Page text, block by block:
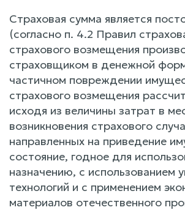
Страховая сумма является
(согласно п. 4.2 Правил
страхового возмещения
страховщиком в денежной
частичном повреждении
страхового возмещения
исходя из величины затрат в
возникновения страхового
направленных на приведение
состояние, годное для
назначению, с использованием
технологий и с применением
материалов отечественного